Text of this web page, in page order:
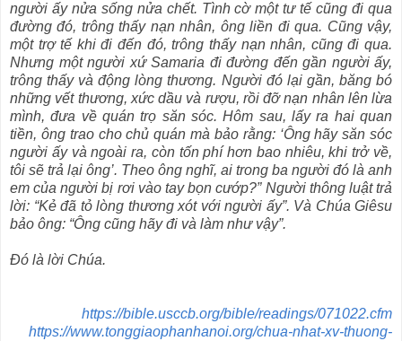
người ấy nửa sống nửa chết. Tình cờ một tư tế cũng đi qua
đường đó, trông thấy nạn nhân, ông liền đi qua. Cũng vậy,
một trợ tế khi đi đến đó, trông thấy nạn nhân, cũng đi qua.
Nhưng một người xứ Samaria đi đường đến gần người ấy,
trông thấy và động lòng thương. Người đó lại gần, băng bó
những vết thương, xức dầu và rượu, rồi đỡ nạn nhân lên lừa
mình, đưa về quán trọ săn sóc. Hôm sau, lấy ra hai quan
tiền, ông trao cho chủ quán mà bảo rằng: ‘Ông hãy săn sóc
người ấy và ngoài ra, còn tốn phí hơn bao nhiêu, khi trở về,
tôi sẽ trả lại ông’. Theo ông nghĩ, ai trong ba người đó là anh
em của người bị rơi vào tay bọn cướp?” Người thông luật trả
lời: “Kẻ đã tỏ lòng thương xót với người ấy”. Và Chúa Giêsu
bảo ông: “Ông cũng hãy đi và làm như vậy”.
Ðó là lời Chúa.
https://bible.usccb.org/bible/readings/071022.cfm
https://www.tonggiaophanhanoi.org/chua-nhat-xv-thuong-